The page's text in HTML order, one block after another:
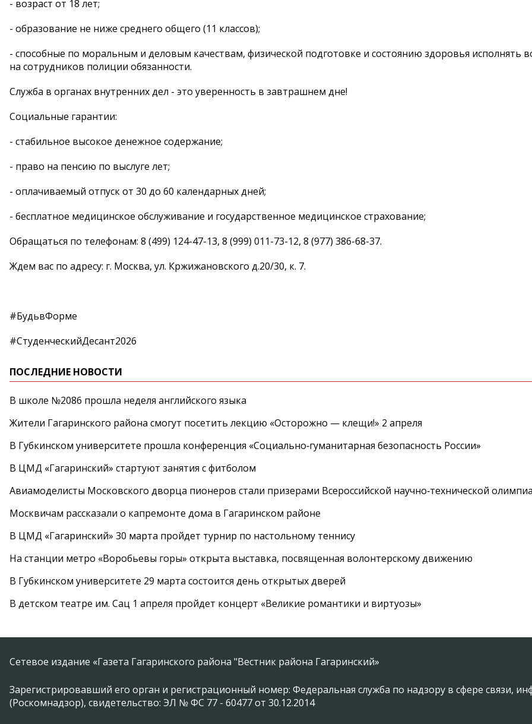
- возраст от 18 лет;
- образование не ниже среднего общего (11 классов);
- способные по моральным и деловым качествам, физической подготовке и состоянию здоровья исполнять
на сотрудников полиции обязанности.
Служба в органах внутренних дел - это уверенность в завтрашнем дне!
Социальные гарантии:
- стабильное высокое денежное содержание;
- право на пенсию по выслуге лет;
- оплачиваемый отпуск от 30 до 60 календарных дней;
- бесплатное медицинское обслуживание и государственное медицинское страхование;
Обращаться по телефонам: 8 (499) 124-47-13, 8 (999) 011-73-12, 8 (977) 386-68-37.
Ждем вас по адресу: г. Москва, ул. Кржижановского д.20/30, к. 7.
#БудьвФорме
#СтуденческийДесант2026
ПОСЛЕДНИЕ НОВОСТИ
В школе №2086 прошла неделя английского языка
Жители Гагаринского района смогут посетить лекцию «Осторожно — клещи!» 2 апреля
В Губкинском университете прошла конференция «Социально‑гуманитарная безопасность России»
В ЦМД «Гагаринский» стартуют занятия с фитболом
Авиамоделисты Московского дворца пионеров стали призерами Всероссийской научно‑технической
Москвичам рассказали о капремонте дома в Гагаринском районе
В ЦМД «Гагаринский» 30 марта пройдет турнир по настольному теннису
На станции метро «Воробьевы горы» открыта выставка, посвященная волонтерскому движению
В Губкинском университете 29 марта состоится день открытых дверей
В детском театре им. Сац 1 апреля пройдет концерт «Великие романтики и виртуозы»
Сетевое издание «Газета Гагаринского района "Вестник района Гагаринский»
Зарегистрировавший его орган и регистрационный номер: Федеральная служба по надзору в сфере связи,
(Роскомнадзор), свидетельство: ЭЛ № ФС 77 - 60477 от 30.12.2014